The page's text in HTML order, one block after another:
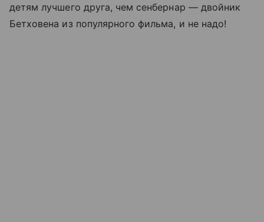
детям лучшего друга, чем сенбернар — двойник
Бетховена из популярного фильма, и не надо!